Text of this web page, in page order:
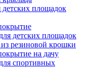
детских площадок
детских площадок
резиновой крошки
на дачу
спортивных